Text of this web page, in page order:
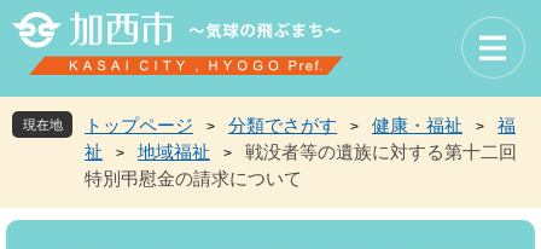
先
頭
を
飛
現在地 トップページ > 分類でさがす > 健康・福祉 >
福
祉
> 地域福祉 >
戦没者等の遺族に対する第十二回
特別弔慰金の請求について
本